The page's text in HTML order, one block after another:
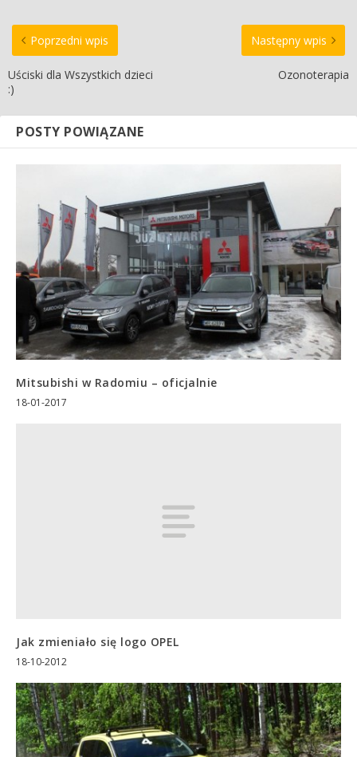
Poprzedni wpis
Uściski dla Wszystkich dzieci
:)
Następny wpis
Ozonoterapia
POSTY POWIĄZANE
Mitsubishi w Radomiu – oficjalnie
18-01-2017
Jak zmieniało się logo OPEL
18-10-2012